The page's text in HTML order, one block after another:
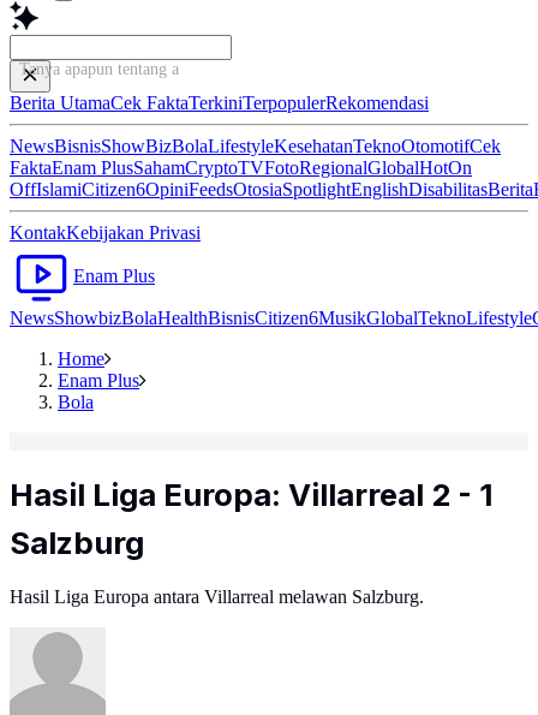
Tanya apapun tentang artikel
Berita UtamaCek FaktaTerkiniTerpopulerRekomendasi
NewsBisnisShowBizBolaLifestyleKesehatanTeknoOtomotifCek
FaktaEnam PlusSahamCryptoTVFotoRegionalGlobalHotOn
OffIslamiCitizen6OpiniFeedsOtosiaSpotlightEnglishDisabilitasBerita
KontakKebijakan Privasi
Enam Plus
NewsShowbizBolaHealthBisnisCitizen6MusikGlobalTeknoLifestyle
Home
Enam Plus
Bola
Hasil Liga Europa: Villarreal 2 - 1
Salzburg
Hasil Liga Europa antara Villarreal melawan Salzburg.